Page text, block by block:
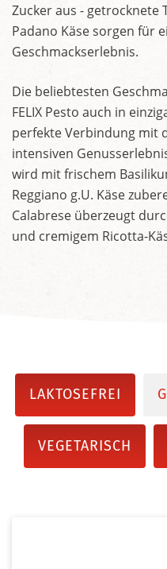
Zucker aus - getrocknete
Padano Käse sorgen für
Geschmackserlebnis.
Die beliebtesten
FELIX Pesto auch in
perfekte Verbindung mit
intensiven
wird mit frischem
Reggiano g.U. Käse
Calabrese überzeugt
und cremigem Ricotta-
LAKTOSEFREI
VEGETARISCH